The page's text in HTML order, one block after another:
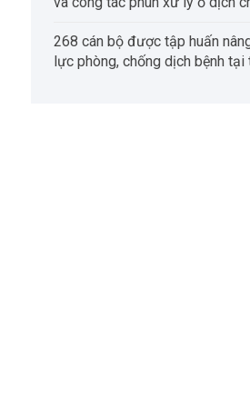
268 cán bộ được tập huấn
lực phòng, chống dịch bệnh tại